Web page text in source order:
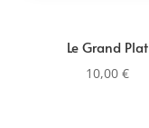
Le Grand Plat
10,00€